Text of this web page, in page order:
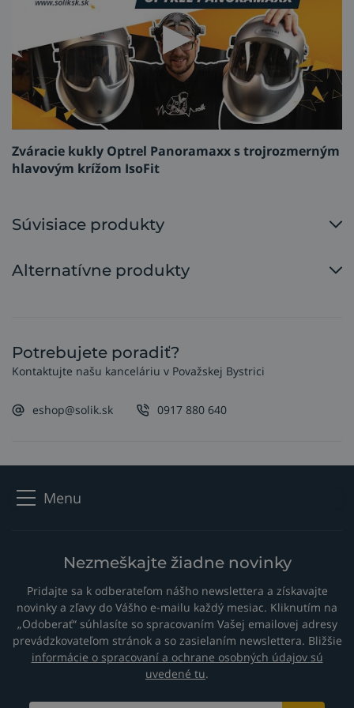
všetko bez kompromisov na úkor bezpečnosti, zdravia
3.Držiak na opasok (parking buddy) na zavesenie
prilby za opasok, aby ste ju mali stále po ruke a v
čistote.
4. Prenosná taška
pre zváraciu prilbu, filtroventiláciu
Zváracie kukly Optrel Panoramaxx s trojrozmerným
hlavovým krížom IsoFit
Súvisiace produkty
Alternatívne produkty
Potrebujete poradiť?
Kontaktujte našu kanceláriu v Považskej Bystrici
eshop@solik.sk 0917 880 640
Menu
Nezmeškajte žiadne novinky
Pridajte sa k odberateľom nášho newslettera a získavajte
novinky a zľavy do Vášho e-mailu každý mesiac. Kliknutím na
„Odoberať“ súhlasíte so spracovaním Vašej emailovej adresy
prevádzkovateľom stránok a so zasielaním newslettera. Bližšie
informácie o spracovaní a ochrane osobných údajov sú
uvedené tu.